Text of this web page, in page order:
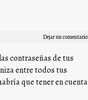
Dejar un comentario
contraseñas de tus
entre todos tus
que tener en cuenta